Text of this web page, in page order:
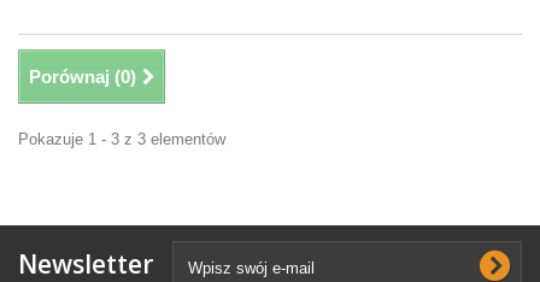
Porównaj (0)
Pokazuje 1 - 3 z 3 elementów
Newsletter